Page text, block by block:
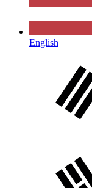
English